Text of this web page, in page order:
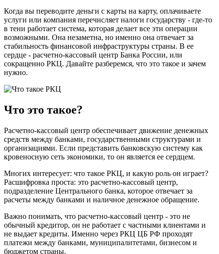
Когда вы переводите деньги с карты на карту, оплачиваете
услуги или компания перечисляет налоги государству - где-то
в тени работает система, которая делает все эти операции
возможными. Она незаметна, но именно она отвечает за
стабильность финансовой инфраструктуры страны. В ее
сердце - расчетно-кассовый центр Банка России, или
сокращенно РКЦ. Давайте разберемся, что это такое и зачем
нужно.
Что это такое?
Расчетно-кассовый центр обеспечивает движение денежных
средств между банками, государственными структурами и
организациями. Если представить банковскую систему как
кровеносную сеть экономики, то он является ее сердцем.
Многих интересует: что такое РКЦ, и какую роль он играет?
Расшифровка проста: это расчетно-кассовый центр,
подразделение Центрального банка, которое отвечает за
расчеты между банками и наличное денежное обращение.
Важно понимать, что расчетно-кассовый центр - это не
обычный кредитор, он не работает с частными клиентами и
не выдает кредиты. Именно через РКЦ ЦБ РФ проходят
платежи между банками, муниципалитетами, бизнесом и
бюджетом страны.